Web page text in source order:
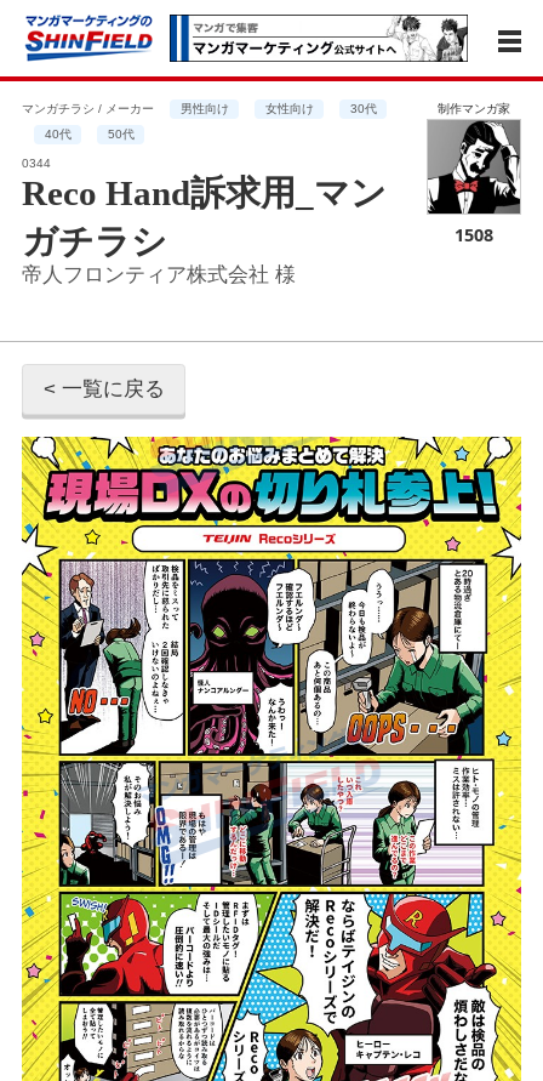
マンガチラシ / メーカー 男性向け 女性向け
30代
40代
50代
0344
Reco Hand訴求用_マン
ガチラシ
帝人フロンティア株式会社 様
制作マンガ家
1508
< 一覧に戻る